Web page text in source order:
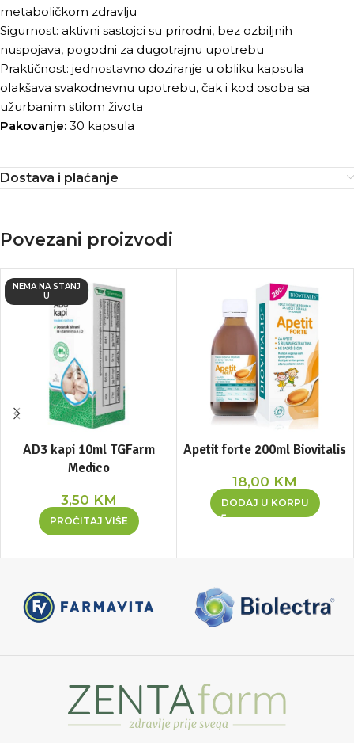
metaboličkom zdravlju
Sigurnost: aktivni sastojci su prirodni, bez ozbiljnih
nuspojava, pogodni za dugotrajnu upotrebu
Praktičnost: jednostavno doziranje u obliku kapsula
olakšava svakodnevnu upotrebu, čak i kod osoba sa
užurbanim stilom života
Pakovanje: 30 kapsula
Dostava i plaćanje
Povezani proizvodi
NEMA NA STANJ
U
AD3 kapi 10ml TGFarm
Medico
3,50 KM
PROČITAJ VIŠE
Apetit forte 200ml Biovitalis
18,00 KM
DODAJ U KORPU